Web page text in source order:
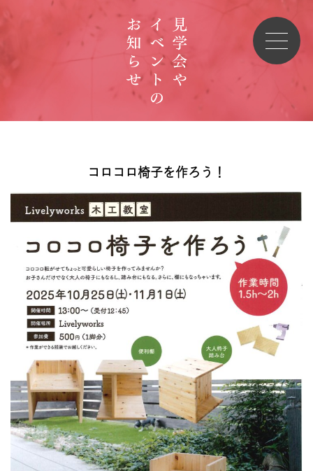
コロコロ椅子を作ろう！